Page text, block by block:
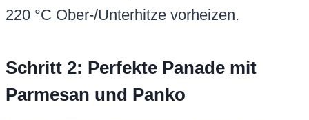
220 °C Ober-/Unterhitze vorheizen.
Schritt 2: Perfekte Panade mit
Parmesan und Panko